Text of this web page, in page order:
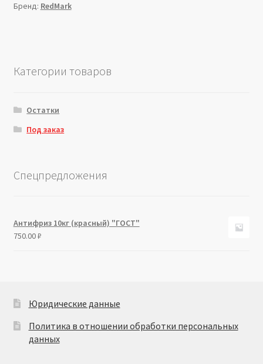
Бренд: RedMark
Категории товаров
Остатки
Под заказ
Спецпредложения
Антифриз 10кг (красный) "ГОСТ"
750.00₽
Юридические данные
Политика в отношении обработки персональных
данных